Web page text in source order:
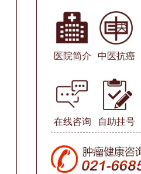
医院简介 中医抗癌
在线咨询 自助挂号